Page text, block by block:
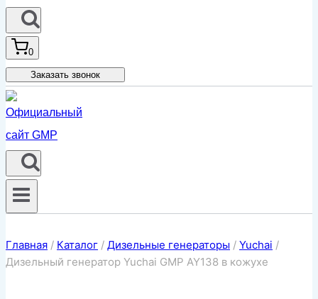
0
Заказать звонок
Главная / Каталог / Дизельные генераторы / Yuchai /
Дизельный генератор Yuchai GMP AY138 в кожухе